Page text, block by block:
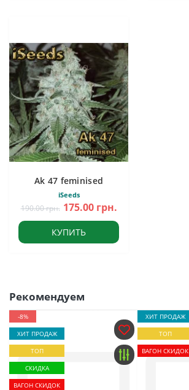
Ak 47 feminised
iSeeds
190.00 грн. 175.00 грн.
КУПИТЬ
Рекомендуем
-8%
ХИТ ПРОДАЖ
ТОП
СКИДКА
ВАГОН СКИДОК
ХИТ ПРОДАЖ
ТОП
ВАГОН СКИДОК